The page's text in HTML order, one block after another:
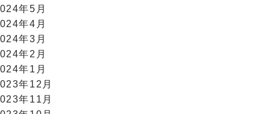
年5月
年4月
年3月
年2月
年1月
年12月
年11月